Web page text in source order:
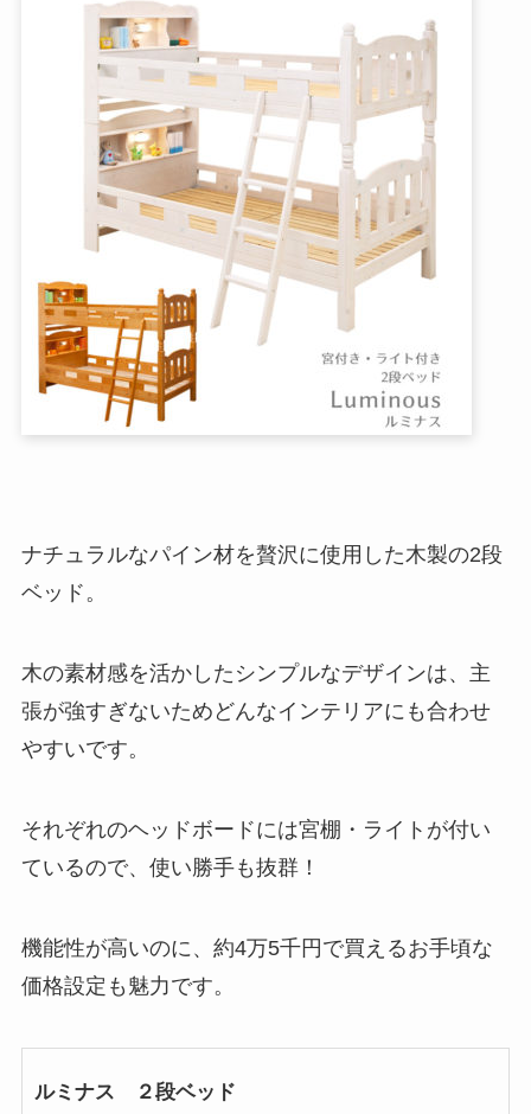
ナチュラルなパイン材を贅沢に使用した木製の2段
ベッド。
木の素材感を活かしたシンプルなデザインは、主
張が強すぎないためどんなインテリアにも合わせ
やすいです。
それぞれのヘッドボードには宮棚・ライトが付い
ているので、使い勝手も抜群！
機能性が高いのに、約4万5千円で買えるお手頃な
価格設定も魅力です。
ルミナス ２段ベッド